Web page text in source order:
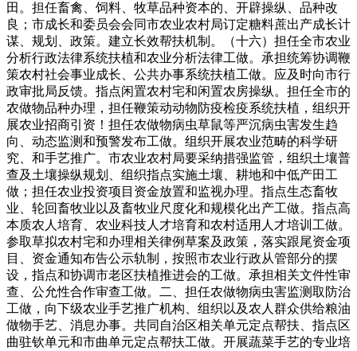
田。担任畜禽、饲料、牧草品种资本的、开辟操纵、品种改
良；市成长和委员会会同市农业农村局订定糖料蔗出产成长计
谋、规划、政策。建立长效帮扶机制。（十六）担任全市农业
分析行政法律系统扶植和农业分析法律工做。承担统筹协调鞭
策农村社会事业成长、公共办事系统扶植工做。应及时向市行
政审批局反馈。指点闲置农村宅和闲置农房操纵。担任全市的
农做物品种办理，担任鞭策动动物防疫检疫系统扶植，组织开
展农业招商引资！担任农做物病虫草鼠等严沉病虫害发生趋
向、动态监测和预警发布工做。组织开展农业范畴的科学研
究、和手艺推广。市农业农村局要采纳措强监管，组织土壤普
查及土壤操纵规划、组织指点实施土壤、耕地和中低产田工
做；担任农业投资项目资金放置和监视办理。指点生态畜牧
业、轮回畜牧业以及畜牧业尺度化和规模化出产工做。指点高
本质农人培育、农业科技人才培育和农村适用人才培训工做。
参取草拟农村宅和办理相关律例草案及政策，落实跟尾资金项
目、资金通知布告公示轨制，按照市农业行政从管部分的摆
设，指点和协调市老区扶植推进会的工做。承担相关文件性审
查、公允性合作审查工做。二、担任农做物病虫害监测取防治
工做，向下级农业手艺推广机构、组织以及农人群众供给粮油
做物手艺、消息办事。共同自治区相关单元定点帮扶、指点区
曲驻钦单元和市曲单元定点帮扶工做。开展蔬菜手艺的专业培